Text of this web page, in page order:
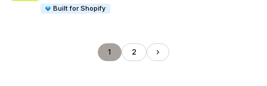
Built for Shopify
1 2